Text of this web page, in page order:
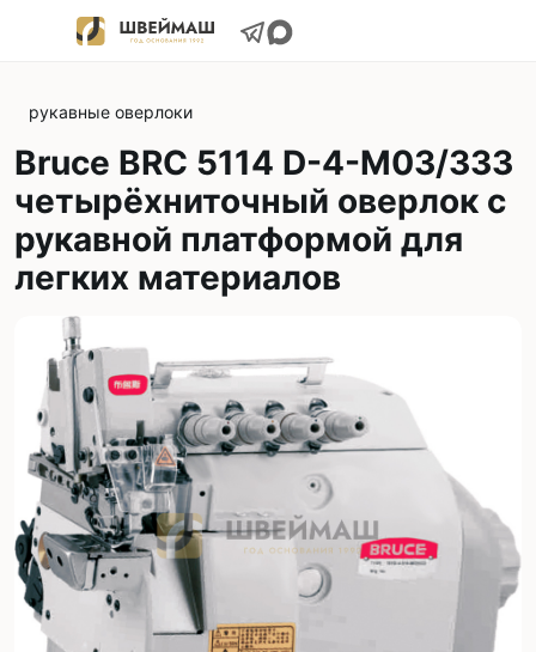
рукавные оверлоки
Bruce BRC 5114 D-4-M03/333
четырёхниточный оверлок с
рукавной платформой для
легких материалов